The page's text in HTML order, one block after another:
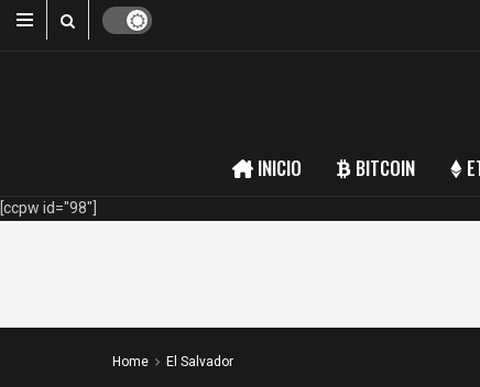
INICIO BITCOIN
[ccpw id="98"]
Home El Salvador